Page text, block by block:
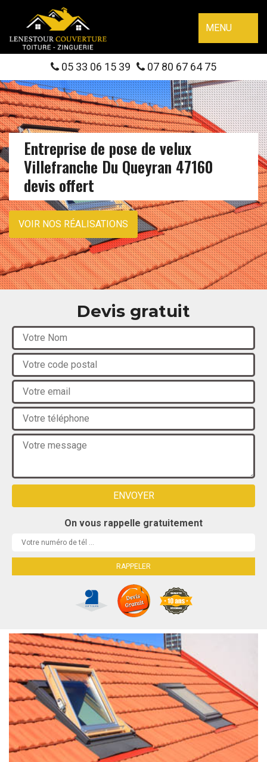
MENU
05 33 06 15 39 07 80 67 64 75
Entreprise de pose de velux
Villefranche Du Queyran 47160
devis offert
VOIR NOS RÉALISATIONS
Devis gratuit
On vous rappelle gratuitement